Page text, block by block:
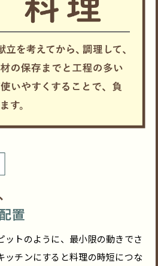
ットのように、最小限の動きでさ
ッチンにすると料理の時短につな